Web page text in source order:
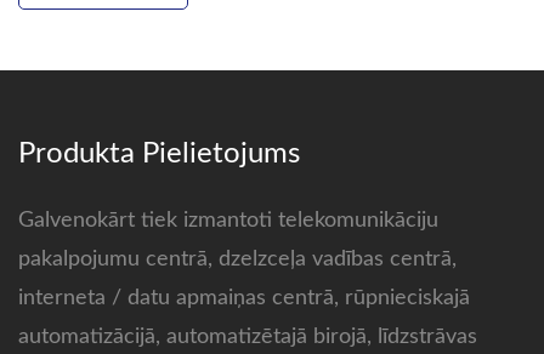
Produkta Pielietojums
Galvenokārt tiek izmantoti telekomunikāciju
pakalpojumu centrā, dzelzceļa vadības centrā,
interneta / datu apmaiņas centrā, rūpnieciskajā
automatizācijā, automatizētajā birojā, līdzstrāvas